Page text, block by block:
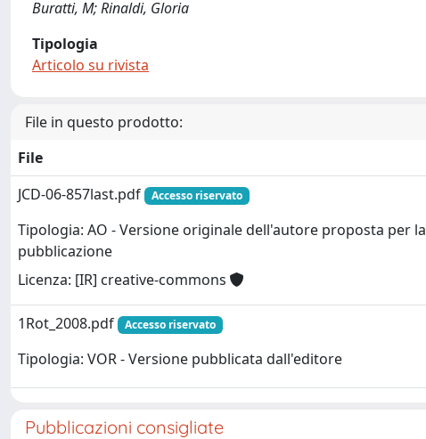
Buratti, M; Rinaldi, Gloria
Tipologia
Articolo su rivista
File in questo prodotto:
File
JCD-06-857last.pdf
Accesso riservato
Tipologia: AO - Versione originale dell'autore proposta per la
pubblicazione
Licenza: [IR] creative-commons
1Rot_2008.pdf Accesso riservato
Tipologia: VOR - Versione pubblicata dall'editore
Pubblicazioni consigliate